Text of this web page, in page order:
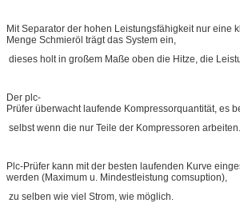
Mit Separator der hohen Leistungsfähigkeit nur eine
Menge Schmieröl trägt das System ein,
dieses holt in großem Maße oben die Hitze, die
Der plc-
Prüfer überwacht laufende Kompressorquantität, es
selbst wenn die nur Teile der Kompressoren arbeiten.
Plc-Prüfer kann mit der besten laufenden Kurve
werden (Maximum u. Mindestleistung comsuption),
zu selben wie viel Strom, wie möglich.